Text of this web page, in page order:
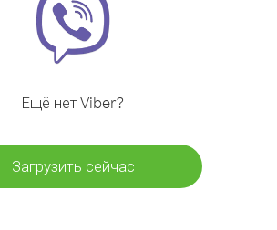
Ещё нет Viber?
Загрузить сейчас